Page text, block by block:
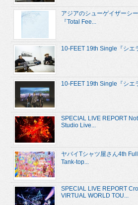
アジアのシューゲイザーシ
『Total Fee...
10-FEET 19th Single『シエ
10-FEET 19th Single『シエ
SPECIAL LIVE REPORT
Studio Live...
ヤバイTシャツ屋さん4th
Tank-top...
SPECIAL LIVE REPORT
VIRTUAL WORLD TOU...